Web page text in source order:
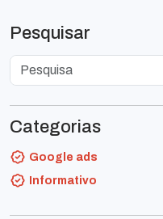
Pesquisar
Categorias
Google ads
Informativo